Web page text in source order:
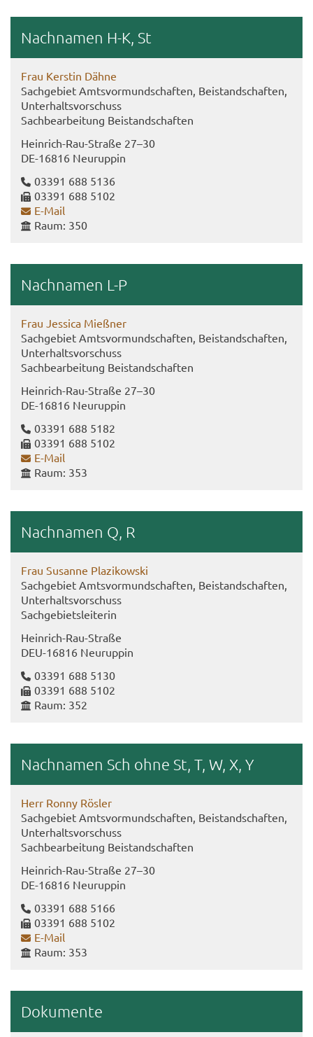
Nach­na­men H-K, St
Frau Kers­tin Dähne
Sach­ge­biet Amts­vor­mund­schaf­ten, Bei­stand­schaf­ten,
Un­ter­halts­vor­schuss
Sach­be­ar­bei­tung Bei­stand­schaf­ten
Heinrich-​Rau-Straße 27–30
DE-​16816 Neu­rup­pin
03391 688 5136
03391 688 5102
E-​Mail
Raum: 350
Nach­na­men L-P
Frau Jes­si­ca Mieß­ner
Sach­ge­biet Amts­vor­mund­schaf­ten, Bei­stand­schaf­ten,
Un­ter­halts­vor­schuss
Sach­be­ar­bei­tung Bei­stand­schaf­ten
Heinrich-​Rau-Straße 27–30
DE-​16816 Neu­rup­pin
03391 688 5182
03391 688 5102
E-​Mail
Raum: 353
Nach­na­men Q, R
Frau Su­san­ne Plazi­kow­ski
Sach­ge­biet Amts­vor­mund­schaf­ten, Bei­stand­schaf­ten,
Un­ter­halts­vor­schuss
Sach­ge­biets­lei­te­rin
Heinrich-​Rau-Straße
DEU-​16816 Neu­rup­pin
03391 688 5130
03391 688 5102
Raum: 352
Nach­na­men Sch ohne St, T, W, X, Y
Herr Ronny Rös­ler
Sach­ge­biet Amts­vor­mund­schaf­ten, Bei­stand­schaf­ten,
Un­ter­halts­vor­schuss
Sach­be­ar­bei­tung Bei­stand­schaf­ten
Heinrich-​Rau-Straße 27–30
DE-​16816 Neu­rup­pin
03391 688 5166
03391 688 5102
E-​Mail
Raum: 353
Do­ku­men­te